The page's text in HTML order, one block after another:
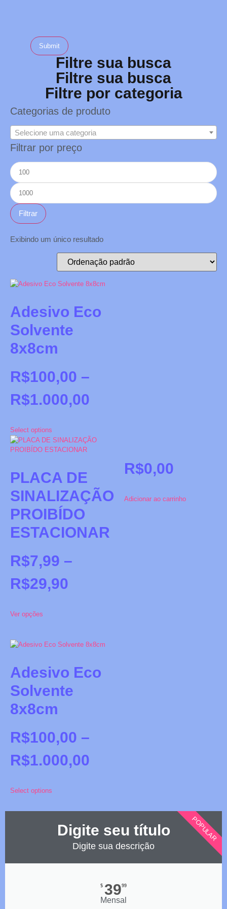
Filtre sua busca
Filtre sua busca
Filtre por categoria
Categorias de produto
Selecione uma categoria
Filtrar por preço
Filtrar
Exibindo um único resultado
Adesivo Eco
Solvente
8x8cm
R$100,00 –
R$1.000,00
Select options
PLACA DE
SINALIZAÇÃO
PROIBÍDO
ESTACIONAR
R$7,99 –
R$29,90
Ver opções
R$0,00
Adicionar ao carrinho
Adesivo Eco
Solvente
8x8cm
R$100,00 –
R$1.000,00
Select options
Digite seu título
Digite sua descrição
$ 3999
Mensal
POPULAR